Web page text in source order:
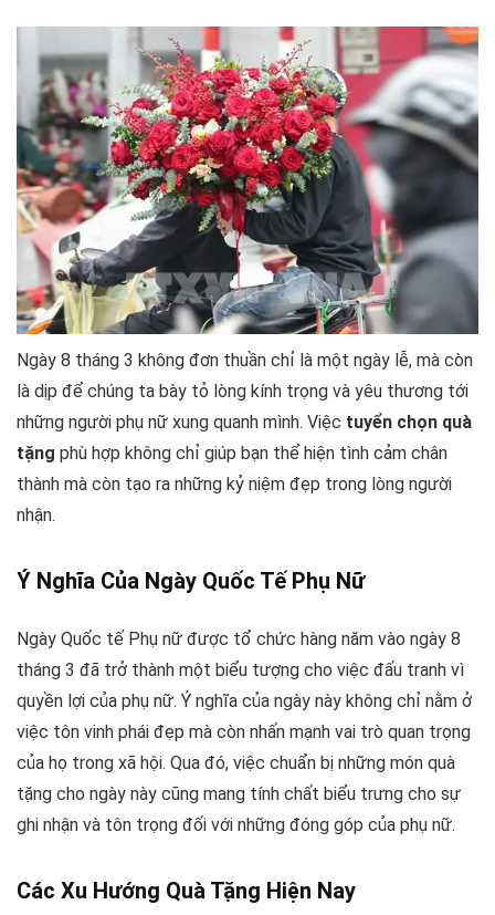
Ngày 8 tháng 3 không đơn thuần chỉ là một ngày lễ, mà còn
là dịp để chúng ta bày tỏ lòng kính trọng và yêu thương tới
những người phụ nữ xung quanh mình. Việc tuyển chọn quà
tặng phù hợp không chỉ giúp bạn thể hiện tình cảm chân
thành mà còn tạo ra những kỷ niệm đẹp trong lòng người
nhận.
Ý Nghĩa Của Ngày Quốc Tế Phụ Nữ
Ngày Quốc tế Phụ nữ được tổ chức hàng năm vào ngày 8
tháng 3 đã trở thành một biểu tượng cho việc đấu tranh vì
quyền lợi của phụ nữ. Ý nghĩa của ngày này không chỉ nằm ở
việc tôn vinh phái đẹp mà còn nhấn mạnh vai trò quan trọng
của họ trong xã hội. Qua đó, việc chuẩn bị những món quà
tặng cho ngày này cũng mang tính chất biểu trưng cho sự
ghi nhận và tôn trọng đối với những đóng góp của phụ nữ.
Các Xu Hướng Quà Tặng Hiện Nay